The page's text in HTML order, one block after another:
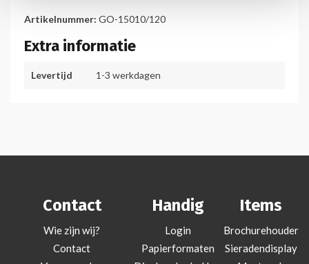
Artikelnummer: GO-15010/120
Extra informatie
Levertijd 1-3 werkdagen
Contact
Wie zijn wij?
Contact
Handig
Login
Papierformaten
Items
Brochurehouder
Sieradendisplay